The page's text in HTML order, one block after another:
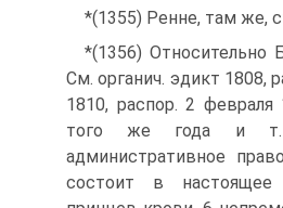
*(1355) Ренне, там же,
*(1356) Относительно
См. органич. эдикт 1808,
1810, распор. 2
того же года и т.
административное
состоит в